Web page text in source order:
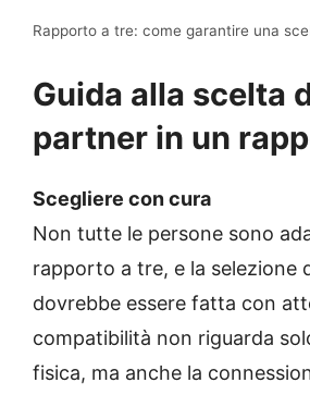
Rapporto a tre: come garantire una
Guida alla scelta
partner in un
Scegliere con cura
Non tutte le persone sono
rapporto a tre, e la selezione
dovrebbe essere fatta con
compatibilità non riguarda
fisica, ma anche la